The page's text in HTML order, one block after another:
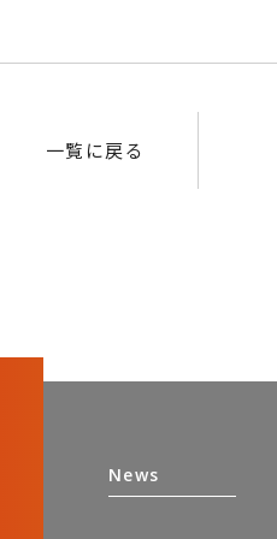
一覧に戻る
News